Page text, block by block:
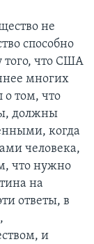
не
способно
того, что США
многих
о том, что
должны
когда
человека,
что нужно
на
ответы, в
и